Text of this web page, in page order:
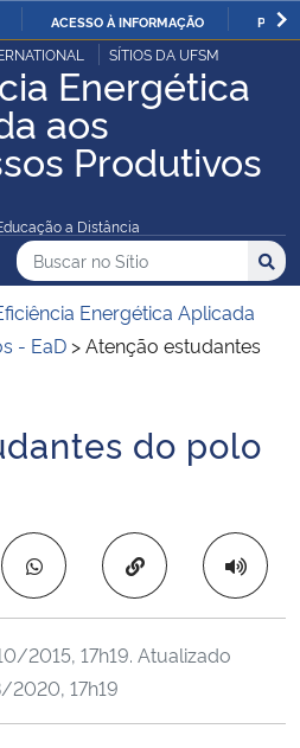
IR
PARA
O
CONTEÚDO
ACESSO À INFORMAÇÃO
SÍTIOS DA UFSM
Energética
aos
Produtivos
a Distância
do Sítio
Busca
Buscar no no Sítio
Busca:
Energética Aplicada
- EaD >Atenção estudantes
do polo
Copiar para área
2015, 17h19. Atualizado
2020, 17h19